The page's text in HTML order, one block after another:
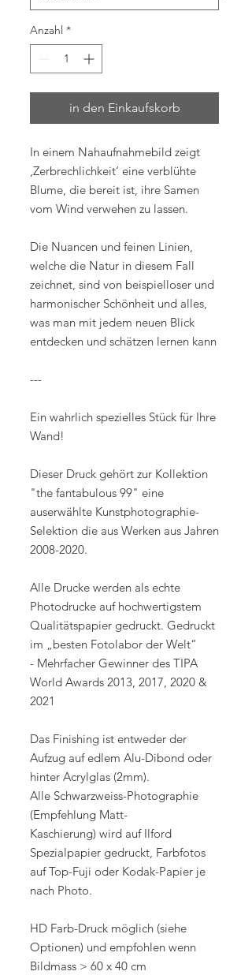
Anzahl *
in den Einkaufskorb
In einem Nahaufnahmebild zeigt
‚Zerbrechlichkeit‘ eine verblühte
Blume, die bereit ist, ihre Samen
vom Wind verwehen zu lassen.
Die Nuancen und feinen Linien,
welche die Natur in diesem Fall
zeichnet, sind von beispielloser und
harmonischer Schönheit und alles,
was man mit jedem neuen Blick
entdecken und schätzen lernen kann
---
Ein wahrlich spezielles Stück für Ihre
Wand!
Dieser Druck gehört zur Kollektion
"the fantabulous 99" eine
auserwählte Kunstphotographie-
Selektion die aus Werken aus Jahren
2008-2020.
Alle Drucke werden als echte
Photodrucke auf hochwertigstem
Qualitätspapier gedruckt. Gedruckt
im „besten Fotolabor der Welt“
- Mehrfacher Gewinner des TIPA
World Awards 2013, 2017, 2020 &
2021
Das Finishing ist entweder der
Aufzug auf edlem Alu-Dibond oder
hinter Acrylglas (2mm).
Alle Schwarzweiss-Photographie
(Empfehlung Matt-
Kaschierung) wird auf Ilford
Spezialpapier gedruckt, Farbfotos
auf Top-Fuji oder Kodak-Papier je
nach Photo.
HD Farb-Druck möglich (siehe
Optionen) und empfohlen wenn
Bildmass > 60 x 40 cm